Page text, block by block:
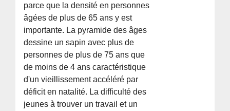
parce que la densité en personnes
âgées de plus de 65 ans y est
importante. La pyramide des âges
dessine un sapin avec plus de
personnes de plus de 75 ans que
de moins de 4 ans caractéristique
d'un vieillissement accéléré par
déficit en natalité. La difficulté des
jeunes à trouver un travail et un